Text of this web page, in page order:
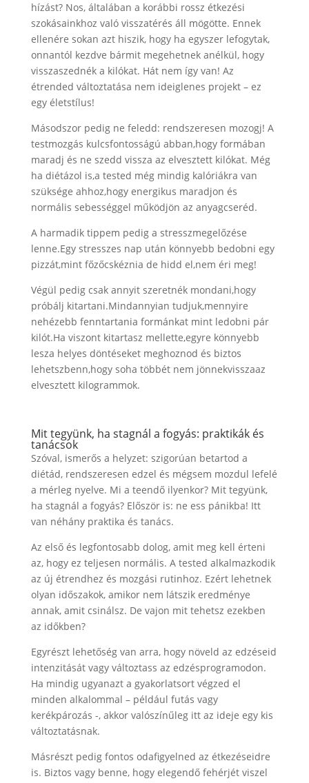
hízást? Nos, általában a korábbi rossz étkezési
szokásainkhoz való visszatérés áll mögötte. Ennek
ellenére sokan azt hiszik, hogy ha egyszer lefogytak,
onnantól kezdve bármit megehetnek anélkül, hogy
visszaszednék a kilókat. Hát nem így van! Az
étrended változtatása nem ideiglenes projekt – ez
egy életstílus!
Másodszor pedig ne feledd: rendszeresen mozogj! A
testmozgás kulcsfontosságú abban,hogy formában
maradj és ne szedd vissza az elvesztett kilókat. Még
ha diétázol is,a tested még mindig kalóriákra van
szüksége ahhoz,hogy energikus maradjon és
normális sebességgel működjön az anyagcseréd.
A harmadik tippem pedig a stresszmegelőzése
lenne.Egy stresszes nap után könnyebb bedobni egy
pizzát,mint főzőcskéznia de hidd el,nem éri meg!
Végül pedig csak annyit szeretnék mondani,hogy
próbálj kitartani.Mindannyian tudjuk,mennyire
nehézebb fenntartania formánkat mint ledobni pár
kilót.Ha viszont kitartasz mellette,egyre könnyebb
lesza helyes döntéseket meghoznod és biztos
lehetszbenn,hogy soha többét nem jönnekvisszaaz
elvesztett kilogrammok.
Mit tegyünk, ha stagnál a fogyás: praktikák és
tanácsok
Szóval, ismerős a helyzet: szigorúan betartod a
diétád, rendszeresen edzel és mégsem mozdul lefelé
a mérleg nyelve. Mi a teendő ilyenkor? Mit tegyünk,
ha stagnál a fogyás? Először is: ne ess pánikba! Itt
van néhány praktika és tanács.
Az első és legfontosabb dolog, amit meg kell érteni
az, hogy ez teljesen normális. A tested alkalmazkodik
az új étrendhez és mozgási rutinhoz. Ezért lehetnek
olyan időszakok, amikor nem látszik eredménye
annak, amit csinálsz. De vajon mit tehetsz ezekben
az időkben?
Egyrészt lehetőség van arra, hogy növeld az edzéseid
intenzitását vagy változtass az edzésprogramodon.
Ha mindig ugyanazt a gyakorlatsort végzed el
minden alkalommal – például futás vagy
kerékpározás -, akkor valószínűleg itt az ideje egy kis
változtatásnak.
Másrészt pedig fontos odafigyelned az étkezéseidre
is. Biztos vagy benne, hogy elegendő fehérjét viszel